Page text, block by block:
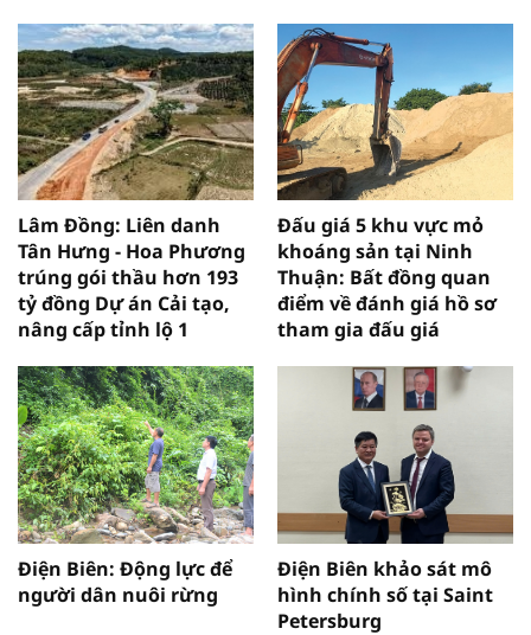
Lâm Đồng: Liên danh
Tân Hưng - Hoa Phương
trúng gói thầu hơn 193
tỷ đồng Dự án Cải tạo,
nâng cấp tỉnh lộ 1
Đấu giá 5 khu vực mỏ
khoáng sản tại Ninh
Thuận: Bất đồng quan
điểm về đánh giá hồ sơ
tham gia đấu giá
Điện Biên: Động lực để
người dân nuôi rừng
Điện Biên khảo sát mô
hình chính số tại Saint
Petersburg